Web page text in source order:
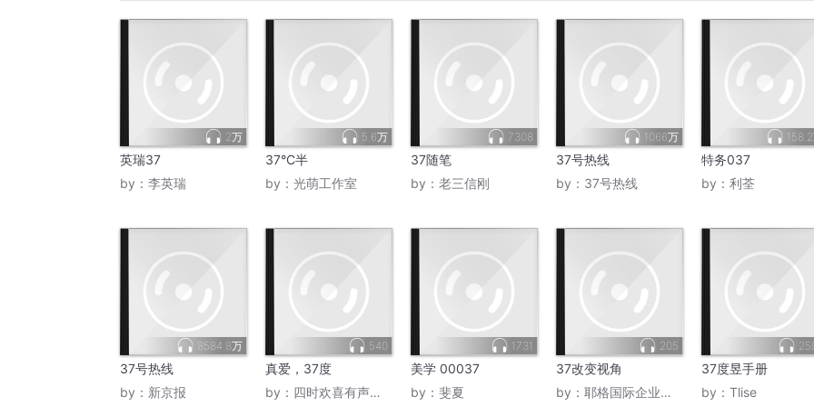
2万
英瑞37
by： 李英瑞
5.6万
37°C半
by： 光萌工作室
7308
37随笔
by： 老三信刚
1066万
37号热线
by： 37号热线
特务037
by： 利荃
8584.8万
37号热线
by： 新京报
540
真爱，37度
by： 四时欢喜有声工作室
1731
美学 00037
by： 斐夏
205
37改变视角
by： 耶格国际企业空中课堂
37度昱手册
by： Tlise